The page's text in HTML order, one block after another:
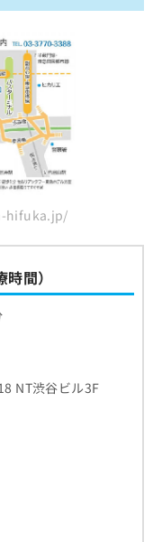
hifuka.jp/
間）
NT渋谷ビル3F